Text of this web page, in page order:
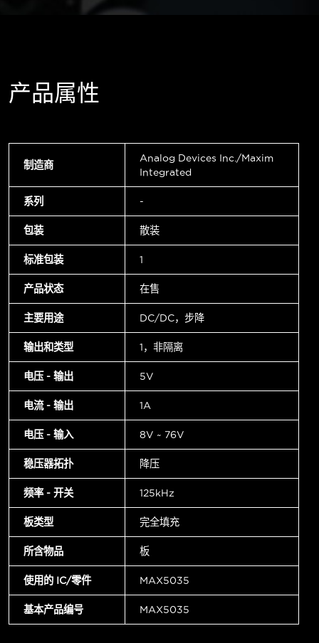
产品属性
制造商
Analog Devices Inc./Maxim
Integrated
系列 -
包装 散装
标准包装 1
产品状态 在售
主要用途 DC/DC，步降
输出和类型 1，非隔离
电压 - 输出 5V
电流 - 输出 1A
电压 - 输入 8V ~ 76V
稳压器拓扑 降压
频率 - 开关 125kHz
板类型 完全填充
所含物品 板
使用的 IC/零件 MAX5035
基本产品编号 MAX5035